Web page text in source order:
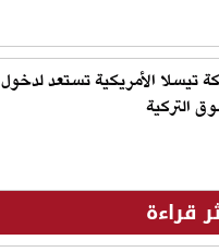
تيسلا الأمريكية تستعد لدخول
التركية
قراءة